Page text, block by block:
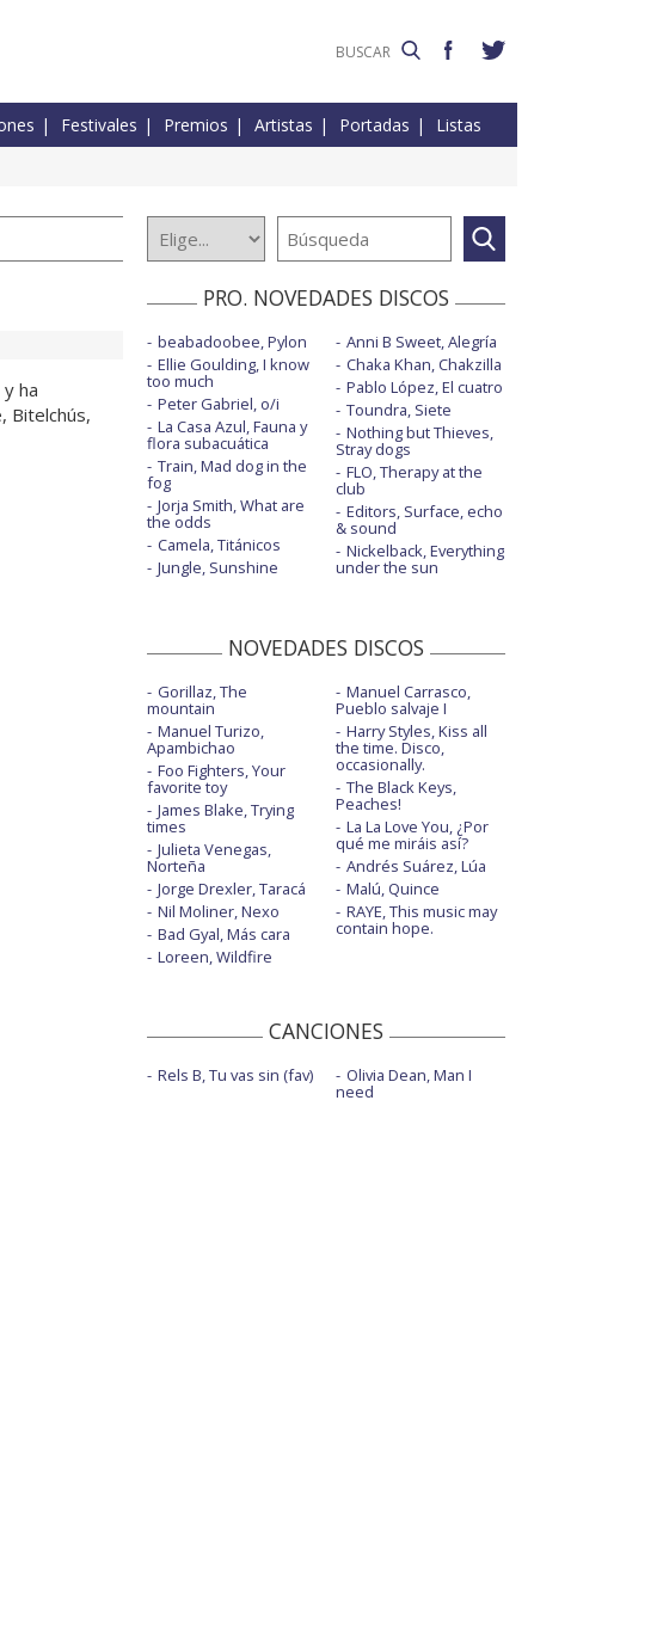
Festivales Premios Artistas Portadas Listas
ha
Bitelchús,
PRO. NOVEDADES DISCOS
beabadoobee, Pylon
Ellie Goulding, I know
too much
Peter Gabriel, o/i
La Casa Azul, Fauna y
flora subacuática
Train, Mad dog in the
fog
Jorja Smith, What are
the odds
Camela, Titánicos
Jungle, Sunshine
Anni B Sweet, Alegría
Chaka Khan, Chakzilla
Pablo López, El cuatro
Toundra, Siete
Nothing but Thieves,
Stray dogs
FLO, Therapy at the
club
Editors, Surface, echo
& sound
Nickelback, Everything
under the sun
NOVEDADES DISCOS
Gorillaz, The
mountain
Manuel Turizo,
Apambichao
Foo Fighters, Your
favorite toy
James Blake, Trying
times
Julieta Venegas,
Norteña
Jorge Drexler, Taracá
Nil Moliner, Nexo
Bad Gyal, Más cara
Loreen, Wildfire
Manuel Carrasco,
Pueblo salvaje I
Harry Styles, Kiss all
the time. Disco,
occasionally.
The Black Keys,
Peaches!
La La Love You, ¿Por
qué me miráis así?
Andrés Suárez, Lúa
Malú, Quince
RAYE, This music may
contain hope.
CANCIONES
Rels B, Tu vas sin (fav) Olivia Dean, Man I
need